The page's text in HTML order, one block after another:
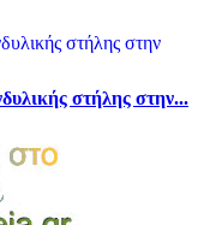
στήλης στην...